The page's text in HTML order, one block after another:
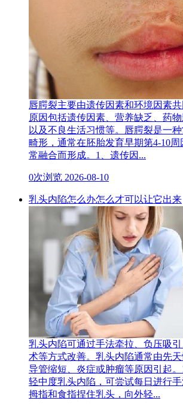
唇腭裂主要由遗传因素和环境因素
原因包括遗传因素、营养缺乏、药物
以及不良生活习惯等。唇腭裂是一
畸形，通常在胚胎发育早期第4-10
常融合而形成。1、遗传因...
0次浏览 2026-08-10
乳头内陷怎么办怎么才可以让它出来
乳头内陷可通过手法牵拉、负压吸
术等方式改善。乳头内陷通常由先
导管缩短、炎症或肿瘤等原因引起
轻中度乳头内陷，可尝试每日进行
拇指和食指捏住乳头，向外轻...